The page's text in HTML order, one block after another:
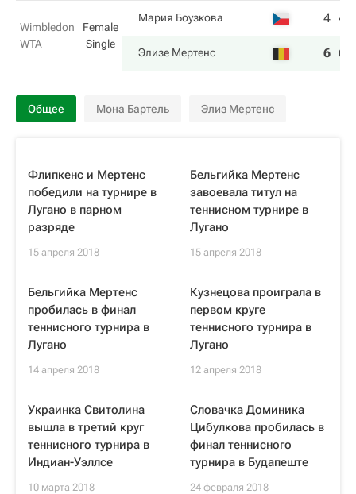
Wimbledon
WTA
Female
Single
Мария Боузкова 4 4
Элизе Мертенс 6 6
Общее Мона Бартель Элиз Мертенс
Флипкенс и Мертенс
победили на турнире в
Лугано в парном
разряде
15 апреля 2018
Бельгийка Мертенс
завоевала титул на
теннисном турнире в
Лугано
15 апреля 2018
Бельгийка Мертенс
пробилась в финал
теннисного турнира в
Лугано
14 апреля 2018
Кузнецова проиграла в
первом круге
теннисного турнира в
Лугано
12 апреля 2018
Украинка Свитолина
вышла в третий круг
теннисного турнира в
Индиан-Уэллсе
10 марта 2018
Словачка Доминика
Цибулкова пробилась в
финал теннисного
турнира в Будапеште
24 февраля 2018